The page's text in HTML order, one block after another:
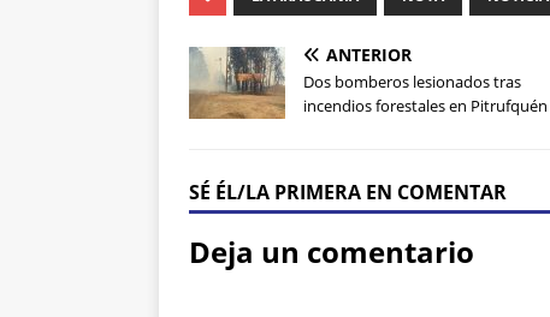
ANTERIOR
Dos bomberos lesionados tras
incendios forestales en Pitrufquén
SÉ ÉL/LA PRIMERA EN COMENTAR
Deja un comentario